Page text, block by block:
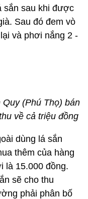
sắn sau khi được
Sau đó đem vò
và phơi nắng 2 -
(Phú Thọ) bán
về cả triệu đồng
dùng lá sắn
thêm của hàng
là 15.000 đồng.
sẽ cho thu
phải phân bố